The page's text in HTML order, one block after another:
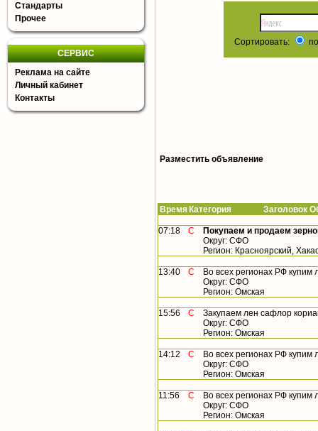
Стандарты
Прочее
СЕРВИС
Реклама на сайте
Личный кабинет
Контакты
Сортировать:
Разместить объявление
Время Категория Заголовок
07:18 С
Покупаем и продаем
Округ: СФО
Регион: Красноярский,
13:40 С
Во всех регионах РФ купим
Округ: СФО
Регион: Омская
15:56 С
Закупаем лен сафлор
Округ: СФО
Регион: Омская
14:12 С
Во всех регионах РФ купим
Округ: СФО
Регион: Омская
11:56 С
Во всех регионах РФ купим
Округ: СФО
Регион: Омская